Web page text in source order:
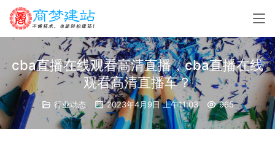
cba直播在线观看高清直播，cba直播在线
观看高清直播车？
行业动态 2023年4月9日 上午11:03 965